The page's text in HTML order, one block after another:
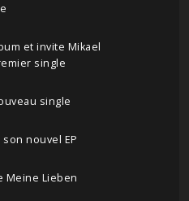
et invite Mikael
single
single
nouvel EP
Meine Lieben